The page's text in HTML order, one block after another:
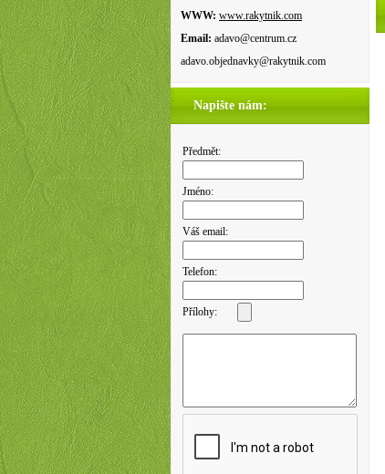
WWW: www.rakytnik.com
Email: adavo@centrum.cz
adavo.objednavky@rakytnik.com
Napište nám:
Předmět:
Jméno:
Váš email:
Telefon:
Přílohy: